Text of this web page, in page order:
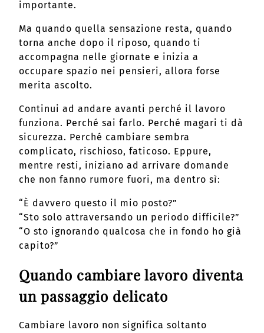
importante.
Ma quando quella sensazione resta, quando
torna anche dopo il riposo, quando ti
accompagna nelle giornate e inizia a
occupare spazio nei pensieri, allora forse
merita ascolto.
Continui ad andare avanti perché il lavoro
funziona. Perché sai farlo. Perché magari ti dà
sicurezza. Perché cambiare sembra
complicato, rischioso, faticoso. Eppure,
mentre resti, iniziano ad arrivare domande
che non fanno rumore fuori, ma dentro sì:
“È davvero questo il mio posto?”
“Sto solo attraversando un periodo difficile?”
“O sto ignorando qualcosa che in fondo ho già
capito?”
Quando cambiare lavoro diventa
un passaggio delicato
Cambiare lavoro non significa soltanto